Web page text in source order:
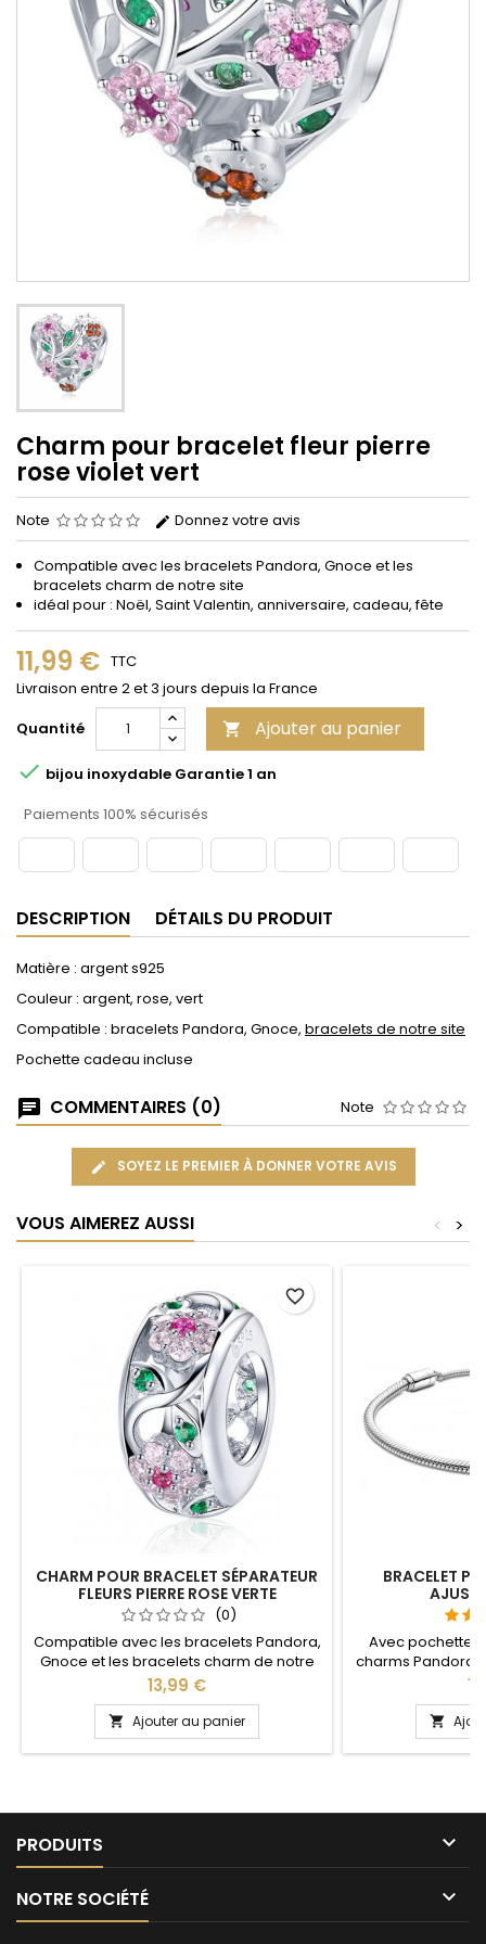
Charm pour bracelet fleur pierre
rose violet vert
Note Donnez votre avis
Compatible avec les bracelets Pandora, Gnoce et les
bracelets charm de notre site
idéal pour : Noël, Saint Valentin, anniversaire, cadeau, fête
11,99 € TTC
Livraison entre 2 et 3 jours depuis la France
Quantité
 Ajouter au panier
 bijou inoxydable Garantie 1 an
Paiements 100% sécurisés
DESCRIPTION DÉTAILS DU PRODUIT
Matière : argent s925
Couleur : argent, rose, vert
Compatible : bracelets Pandora, Gnoce, bracelets de notre site
Pochette cadeau incluse
COMMENTAIRES (0) Note
SOYEZ LE PREMIER À DONNER VOTRE AVIS
VOUS AIMEREZ AUSSI >
<
CHARM POUR BRACELET SÉPARATEUR
FLEURS PIERRE ROSE VERTE
(0)
Compatible avec les bracelets Pandora,
Gnoce et les bracelets charm de notre
site idéal pour : Noël, Saint Valentin,
anniversaire, anniversaire de mariage
Prix
13,99 €
 Ajouter au panier
favorite_border
BRACELET
Avec pochette
charms Pandora
notre site idéal
anniversaire,
partie
pour passer
pression sur le

PRODUITS 
NOTRE SOCIÉTÉ 